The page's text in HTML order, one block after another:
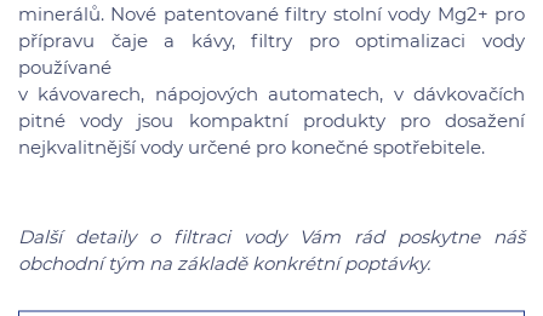
minerálů. Nové patentované filtry stolní vody Mg2+ pro
přípravu čaje a kávy, filtry pro optimalizaci vody
používané
v kávovarech, nápojových automatech, v dávkovačích
pitné vody jsou kompaktní produkty pro dosažení
nejkvalitnější vody určené pro konečné spotřebitele.
Další detaily o filtraci vody Vám rád poskytne náš
obchodní tým na základě konkrétní poptávky.